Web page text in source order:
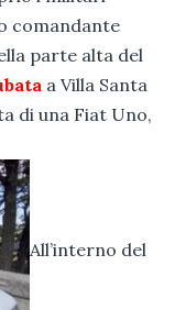
comandante
parte alta del
a Villa Santa
di una Fiat Uno,
All’interno del